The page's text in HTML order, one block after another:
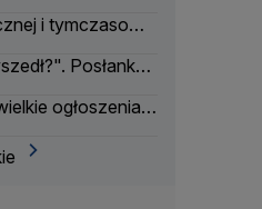
i tymczasowa
Posłanka
ogłoszenia